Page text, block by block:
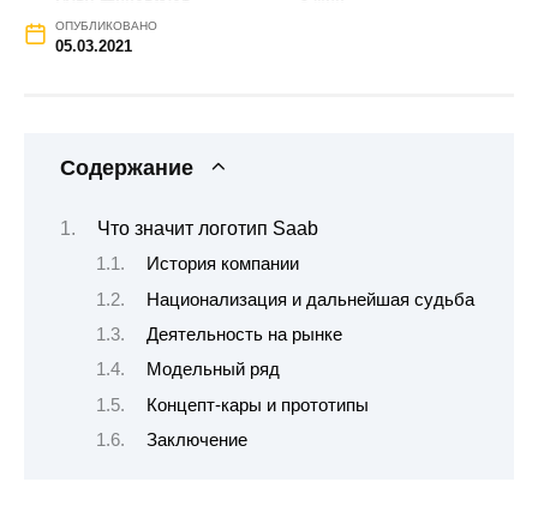
ОПУБЛИКОВАНО
05.03.2021
Содержание
Что значит логотип Saab
История компании
Национализация и дальнейшая судьба
Деятельность на рынке
Модельный ряд
Концепт-кары и прототипы
Заключение